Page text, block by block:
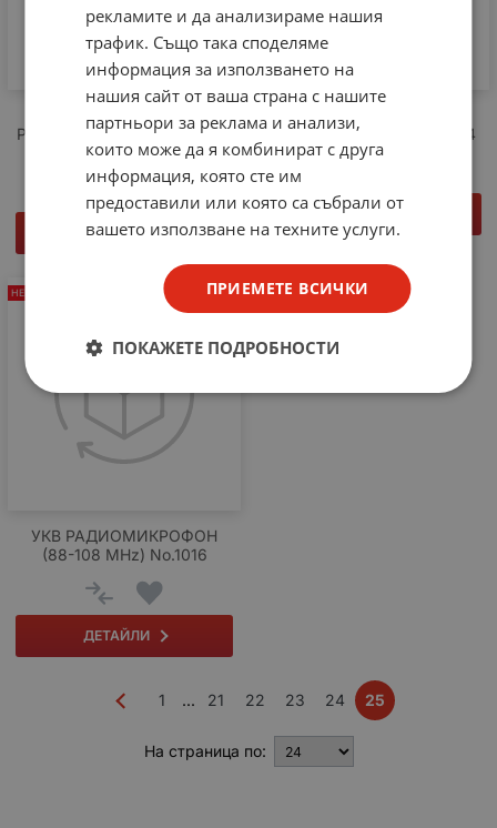
РАДИОМИКРОФОН (88-108
MHz) No.1015
ДЕТАЙЛИ
УСИЛВАТЕЛ 100W No.1004
ДЕТАЙЛИ
УКВ РАДИОМИКРОФОН
(88-108 MHz) No.1016
ДЕТАЙЛИ
НЕНАЛИЧЕН
1 ... 21 22 23 24 25
На страница по:
рекламите и да анализираме нашия
трафик. Също така споделяме
информация за използването на
нашия сайт от ваша страна с нашите
партньори за реклама и анализи,
които може да я комбинират с друга
информация, която сте им
предоставили или която са събрали от
вашето използване на техните услуги.
ПРИЕМЕТЕ ВСИЧКИ
ПОКАЖЕТЕ ПОДРОБНОСТИ